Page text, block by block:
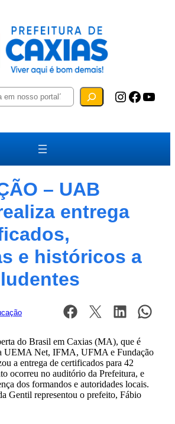
Instagram Facebook YouTube
– UAB
entrega
e históricos a
do Brasil em Caxias (MA), que é
UEMA Net, IFMA, UFMA e Fundação
a entrega de certificados para 42
ocorreu no auditório da Prefeitura, e
dos formandos e autoridades locais.
Gentil representou o prefeito, Fábio